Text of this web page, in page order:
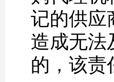
记的供应
造成无法
的，该责